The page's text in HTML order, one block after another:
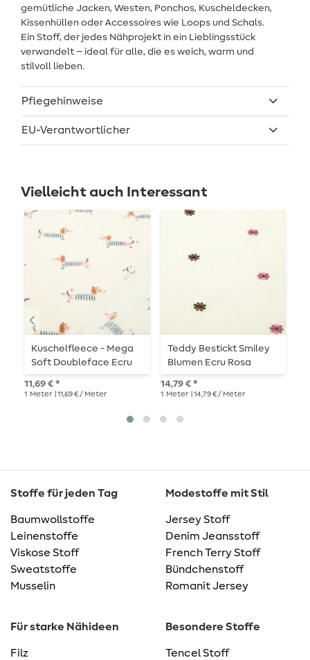
gemütliche Jacken, Westen, Ponchos, Kuscheldecken,
Kissenhüllen oder Accessoires wie Loops und Schals.
Ein Stoff, der jedes Nähprojekt in ein Lieblingsstück
verwandelt – ideal für alle, die es weich, warm und
stilvoll lieben.
Pflegehinweise
EU-Verantwortlicher
Vielleicht auch Interessant
Kuschelfleece - Mega
Soft Doubleface Ecru
11,69 € *
1 Meter | 11,69 € / Meter
Teddy Bestickt Smiley
Blumen Ecru Rosa
14,79 € *
1 Meter | 14,79 € / Meter
Stoffe für jeden Tag
Baumwollstoffe
Leinenstoffe
Viskose Stoff
Sweatstoffe
Musselin
Modestoffe mit Stil
Jersey Stoff
Denim Jeansstoff
French Terry Stoff
Bündchenstoff
Romanit Jersey
Für starke Nähideen
Filz
Besondere Stoffe
Tencel Stoff